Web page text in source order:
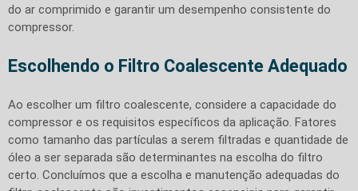
do ar comprimido e garantir um desempenho consistente do
compressor.
Escolhendo o Filtro Coalescente Adequado
Ao escolher um filtro coalescente, considere a capacidade do
compressor e os requisitos específicos da aplicação. Fatores
como tamanho das partículas a serem filtradas e quantidade de
óleo a ser separada são determinantes na escolha do filtro
certo. Concluímos que a escolha e manutenção adequadas do